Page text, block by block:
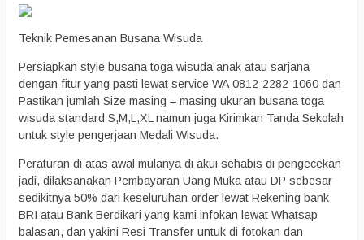
Teknik Pemesanan Busana Wisuda
Persiapkan style busana toga wisuda anak atau sarjana
dengan fitur yang pasti lewat service WA 0812-2282-1060 dan
Pastikan jumlah Size masing – masing ukuran busana toga
wisuda standard S,M,L,XL namun juga Kirimkan Tanda Sekolah
untuk style pengerjaan Medali Wisuda.
Peraturan di atas awal mulanya di akui sehabis di pengecekan
jadi, dilaksanakan Pembayaran Uang Muka atau DP sebesar
sedikitnya 50% dari keseluruhan order lewat Rekening bank
BRI atau Bank Berdikari yang kami infokan lewat Whatsap
balasan, dan yakini Resi Transfer untuk di fotokan dan